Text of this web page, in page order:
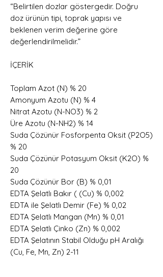
“Belirtilen dozlar göstergedir. Doğru
doz ürünün tipi, toprak yapısı ve
beklenen verim değerine göre
değerlendirilmelidir.”
İÇERİK
Toplam Azot (N) % 20
Amonyum Azotu (N) % 4
Nitrat Azotu (N-NO3) % 2
Üre Azotu (N-NH2) % 14
Suda Çözünür Fosforpenta Oksit (P2O5)
% 20
Suda Çözünür Potasyum Oksit (K2O) %
20
Suda Çözünür Bor (B) % 0,01
EDTA Şelatlı Bakır ( (Cu) % 0,002
EDTA ile Şelatlı Demir (Fe) % 0,02
EDTA Şelatlı Mangan (Mn) % 0,01
EDTA Şelatlı Çinko (Zn) % 0,002
EDTA Şelatının Stabil Olduğu pH Aralığı
(Cu, Fe, Mn, Zn) 2-11